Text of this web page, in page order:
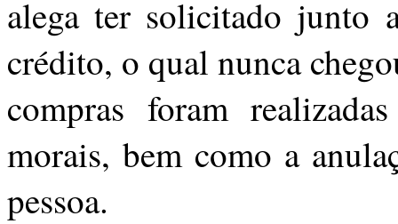
alega ter solicitado junto
crédito, o qual nunca
compras foram
morais, bem como a
pessoa.